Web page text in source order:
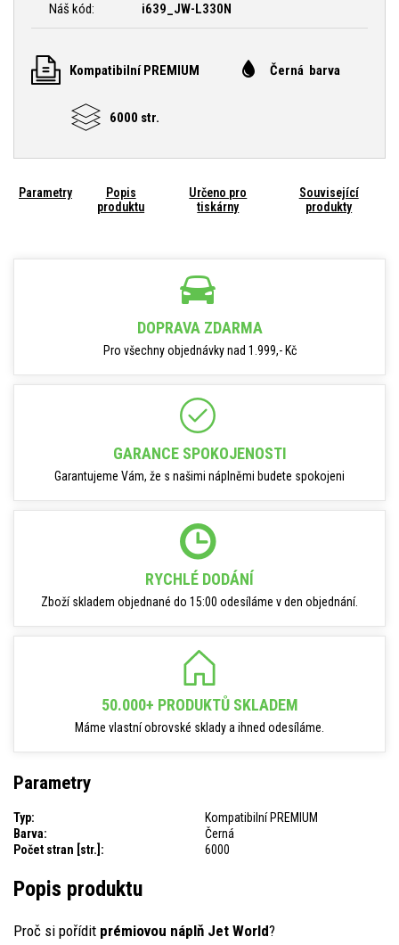
Náš kód:
i639_JW-L330N
Kompatibilní PREMIUM Černá barva
6000 str.
Parametry
Popis
produktu
Určeno pro
tiskárny
Související
produkty
DOPRAVA ZDARMA
Pro všechny objednávky nad 1.999,- Kč
GARANCE SPOKOJENOSTI
Garantujeme Vám, že s našimi náplněmi budete spokojeni
RYCHLÉ DODÁNÍ
Zboží skladem objednané do 15:00 odesíláme v den objednání.
50.000+ PRODUKTŮ SKLADEM
Máme vlastní obrovské sklady a ihned odesíláme.
Parametry
Typ:
Kompatibilní PREMIUM
Barva:
Černá
Počet stran [str.]:
6000
Popis produktu
Proč si pořídit prémiovou náplň Jet World?